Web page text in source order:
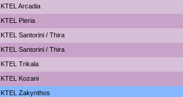
KTEL Arcadia
KTEL Pieria
KTEL Santorini / Thira
KTEL Santorini / Thira
ΚΤΕL Τrikala
ΚΤΕL Kozani
KTEL Zakynthos